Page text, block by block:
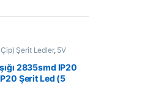
Şerit Ledler, 5V
Led ve Aydınlatma
Şerit Led2835smd IP20
Şerit Led (5